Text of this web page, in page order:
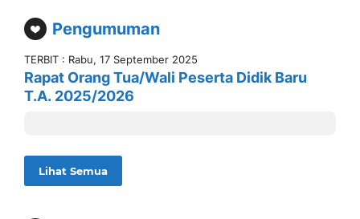
Pengumuman
TERBIT : Rabu, 17 September 2025
Rapat Orang Tua/Wali Peserta Didik Baru
T.A. 2025/2026
Lihat Semua